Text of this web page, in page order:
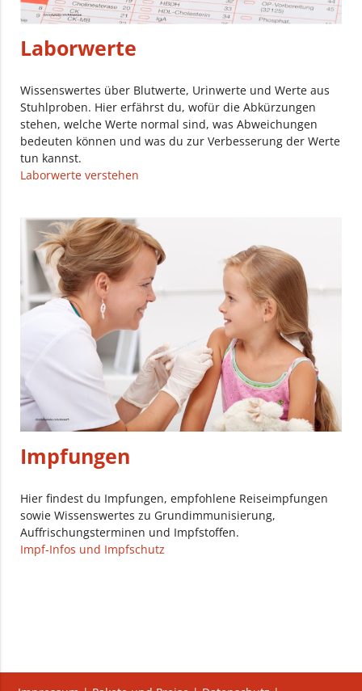
Laborwerte
Wissenswertes über Blutwerte, Urinwerte und Werte aus
Stuhlproben. Hier erfährst du, wofür die Abkürzungen
stehen, welche Werte normal sind, was Abweichungen
bedeuten können und was du zur Verbesserung der Werte
tun kannst.
Laborwerte verstehen
Impfungen
Hier findest du Impfungen, empfohlene Reiseimpfungen
sowie Wissenswertes zu Grundimmunisierung,
Auffrischungsterminen und Impfstoffen.
Impf-Infos und Impfschutz